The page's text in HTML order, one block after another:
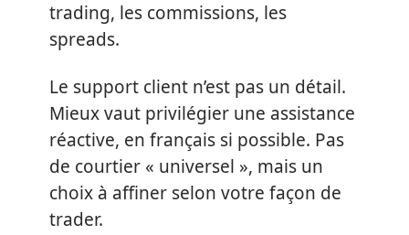
trading, les commissions, les
spreads.
Le support client n’est pas un détail.
Mieux vaut privilégier une assistance
réactive, en français si possible. Pas
de courtier « universel », mais un
choix à affiner selon votre façon de
trader.